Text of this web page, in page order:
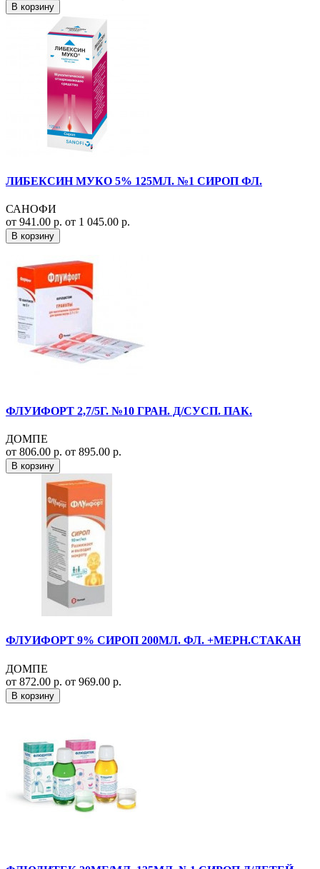
В корзину
ЛИБЕКСИН МУКО 5% 125МЛ. №1 СИРОП ФЛ.
САНОФИ
от 941.00 р. от 1 045.00 р.
В корзину
ФЛУИФОРТ 2,7/5Г. №10 ГРАН. Д/СУСП. ПАК.
ДОМПЕ
от 806.00 р. от 895.00 р.
В корзину
ФЛУИФОРТ 9% СИРОП 200МЛ. ФЛ. +МЕРН.СТАКАН
ДОМПЕ
от 872.00 р. от 969.00 р.
В корзину